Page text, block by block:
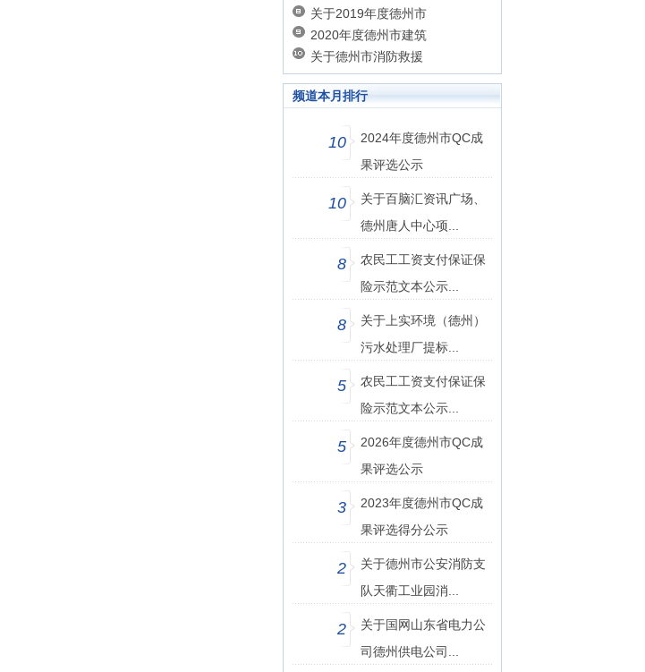
关于2019年度德州市
2020年度德州市建筑
关于德州市消防救援
频道本月排行
10
2024年度德州市QC成
果评选公示
10
关于百脑汇资讯广场、
德州唐人中心项...
8
农民工工资支付保证保
险示范文本公示...
8
关于上实环境（德州）
污水处理厂提标...
5
农民工工资支付保证保
险示范文本公示...
5
2026年度德州市QC成
果评选公示
3
2023年度德州市QC成
果评选得分公示
2
关于德州市公安消防支
队天衢工业园消...
2
关于国网山东省电力公
司德州供电公司...